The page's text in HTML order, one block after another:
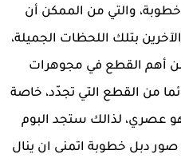
والتي من الممكن أن
بتلك اللحظات الجميلة،
أهم القطع في مجوهرات
من القطع التي تجدّد، خاصة
عصري، لذالك ستجد البوم
دبل خطوبة اتمنى ان ينال